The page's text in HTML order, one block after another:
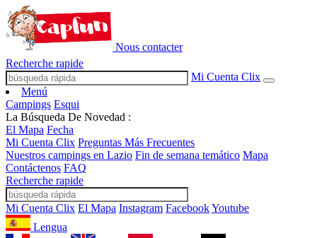
Nous contacter
Recherche rapide
Mi Cuenta Clix
Menú
Campings Esqui
La Búsqueda De Novedad :
El Mapa Fecha
Mi Cuenta Clix Preguntas Más Frecuentes
Nuestros campings en Lazio Fin de semana temático Mapa
Contáctenos FAQ
Recherche rapide
Mi Cuenta Clix El Mapa Instagram FacebookYoutube
Lengua